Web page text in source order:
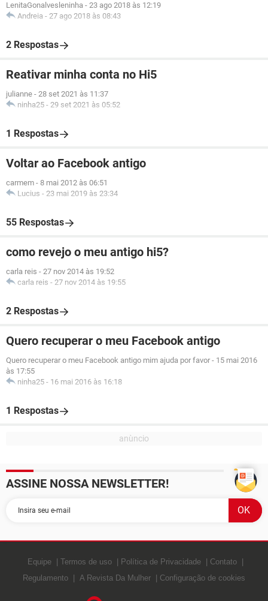
LenitaGonalvesleninha - 23 ago 2018 às 12:19
Andreia - 27 ago 2018 às 08:43
2 Respostas
Reativar minha conta no Hi5
julianne - 28 set 2021 às 11:37
ninha25 - 29 set 2021 às 05:52
1 Respostas
Voltar ao Facebook antigo
carmem - 8 mai 2012 às 06:51
Lucius - 23 mai 2019 às 23:34
55 Respostas
como revejo o meu antigo hi5?
carla reis - 27 nov 2014 às 19:52
carla reis - 27 nov 2014 às 19:55
2 Respostas
Quero recuperar o meu Facebook antigo
Quero recuperar o meu Facebook antigo mim ajuda por favor - 15 mai 2016
às 17:55
ninha25 - 16 mai 2016 às 16:18
1 Respostas
ASSINE NOSSA NEWSLETTER!
Equipe Termos de uso Política de Privacidade
Contato
Regulamento
A Revista Da Mulher Configuração de cookies